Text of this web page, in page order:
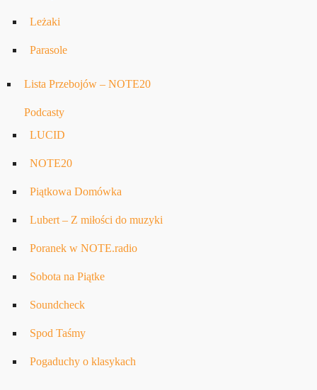
Leżaki
Parasole
Lista Przebojów – NOTE20
Podcasty
LUCID
NOTE20
Piątkowa Domówka
Lubert – Z miłości do muzyki
Poranek w NOTE.radio
Sobota na Piątke
Soundcheck
Spod Taśmy
Pogaduchy o klasykach